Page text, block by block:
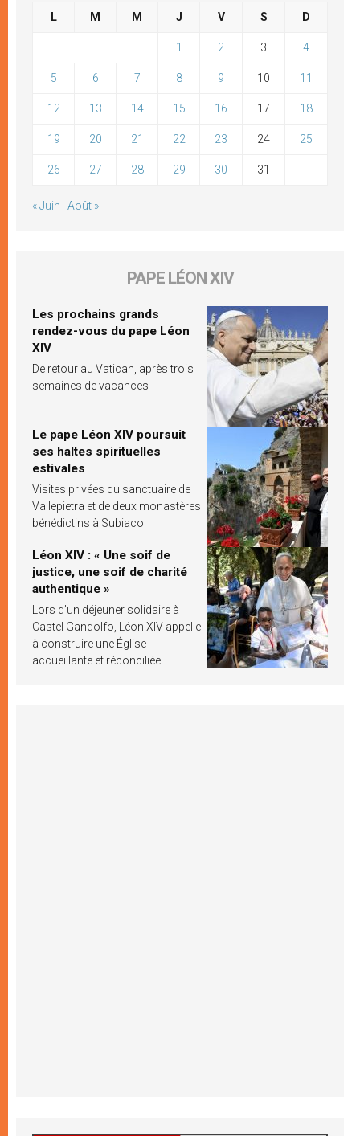
L M M J V S D
1 2 3 4
5 6 7 8 9 10 11
12 13 14 15 16 17 18
19 20 21 22 23 24 25
26 27 28 29 30 31
« Juin Août »
PAPE LÉON XIV
Les prochains grands
rendez-vous du pape Léon
XIV
De retour au Vatican, après trois
semaines de vacances
Le pape Léon XIV poursuit
ses haltes spirituelles
estivales
Visites privées du sanctuaire de
Vallepietra et de deux monastères
bénédictins à Subiaco
Léon XIV : « Une soif de
justice, une soif de charité
authentique »
Lors d’un déjeuner solidaire à
Castel Gandolfo, Léon XIV appelle
à construire une Église
accueillante et réconciliée